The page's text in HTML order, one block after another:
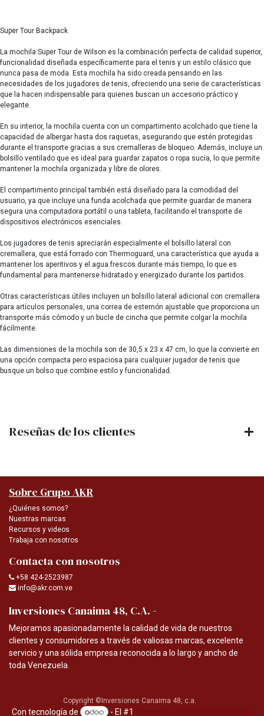
Super Tour Backpack
La mochila Super Tour de Wilson es la combinación perfecta de calidad superior,
funcionalidad diseñada específicamente para el tenis y un estilo clásico que
nunca pasa de moda. Esta mochila ha sido creada pensando en las
necesidades de los jugadores de tenis, ofreciendo una serie de características
que la hacen indispensable para quienes buscan un accesorio práctico y
elegante.
En su interior, la mochila cuenta con un compartimento acolchado que tiene la
capacidad de albergar hasta dos raquetas, asegurando que estén protegidas
durante el transporte gracias a sus cremalleras de bloqueo. Además, incluye un
bolsillo ventilado que es ideal para guardar zapatos o ropa sucia, lo que permite
mantener la mochila organizada y libre de olores.
El compartimento principal también está diseñado para la comodidad del
usuario, ya que incluye una funda acolchada que permite guardar de manera
segura una computadora portátil o una tableta, facilitando el transporte de
dispositivos electrónicos esenciales.
Los jugadores de tenis apreciarán especialmente el bolsillo lateral con
cremallera, que está forrado con Thermoguard, una característica que ayuda a
mantener los aperitivos y el agua frescos durante más tiempo, lo que es
fundamental para mantenerse hidratado y energizado durante los partidos.
Otras características útiles incluyen un bolsillo lateral adicional con cremallera
para artículos personales, una correa de esternón ajustable que proporciona un
transporte más cómodo y un bucle de cincha que permite colgar la mochila
fácilmente.
Las dimensiones de la mochila son de 30,5 x 23 x 47 cm, lo que la convierte en
una opción compacta pero espaciosa para cualquier jugador de tenis que
busque un bolso que combine estilo y funcionalidad.
Reseñas de los clientes
Sobre Grupo AKR
¿Quiénes somos?
Nuestras marcas
Recursos y videos
Trabaja con nosotros
Contacta con nosotros
+58 424-2523987
info@akr.com.ve
Inversiones Canaima 48, C.A. -
Mejoramos apasionadamente la calidad de vida de nuestros
clientes y consumidores a través de valiosas marcas, excelente
servicio y una sólida empresa reconocida a lo largo y ancho de
toda Venezuela.
Copyright ©Inversiones Canaima 48, c.a.
Con tecnología de - El #1